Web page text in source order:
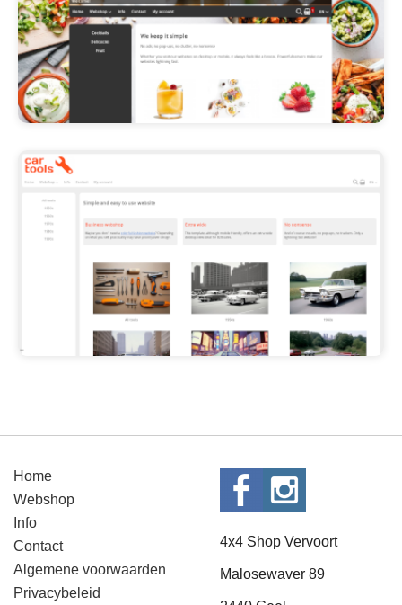
Home
Webshop
Info
Contact
Algemene voorwaarden
Privacybeleid
4x4 Shop Vervoort
Malosewaver 89